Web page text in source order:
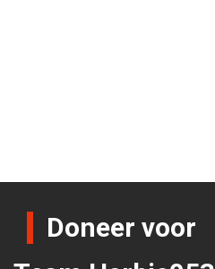
Doneer voor